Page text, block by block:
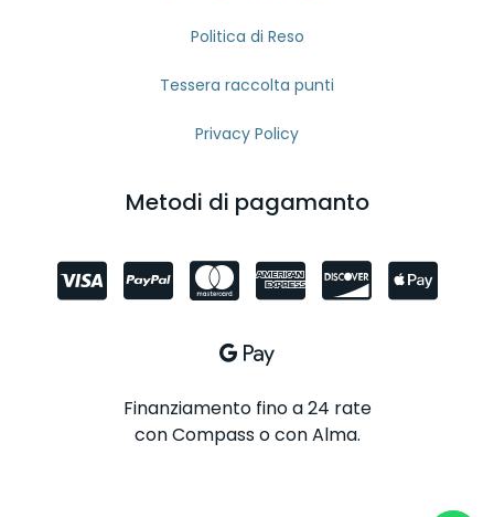
Politica di Reso
Tessera raccolta punti
Privacy Policy
Metodi di pagamanto
Finanziamento fino a 24 rate
con Compass o con Alma.